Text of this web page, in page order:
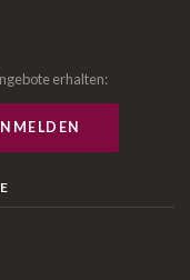
erhalten: